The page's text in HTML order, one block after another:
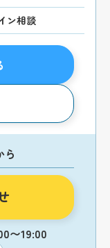
ン相談
ら
〜19:00